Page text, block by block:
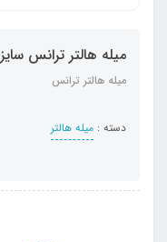
میله هالتر ترانس سایز ۱۵۰
میله هالتر ترانس
دسته : میله هالتر